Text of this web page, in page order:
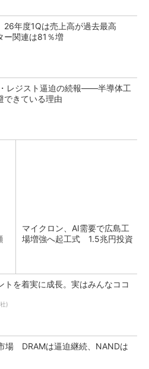
26年度1Qは売上高が過去最高
ー関連は81％増
レジスト逼迫の続報――半導体工
できている理由
マイクロン、AI需要で広島工
場増強へ起工式 1.5兆円投資
トを着実に成長。実はみんなココ
)
場 DRAMは逼迫継続、NANDは